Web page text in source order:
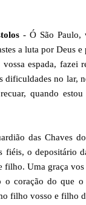
- Ó São Paulo,
a luta por Deus
espada, fazei
dificuldades no lar,
quando
das Chaves
fiéis, o depositário
filho. Uma graça
o coração do que
filho vosso e filho